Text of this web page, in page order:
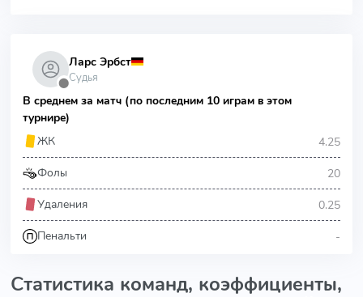
⬤
Ларс Эрбст
Судья
В среднем за матч (по последним 10 играм в этом
турнире)
ЖК
4.25
Фолы 20
Удаления 0.25
Пенальти -
Статистика команд, коэффициенты,